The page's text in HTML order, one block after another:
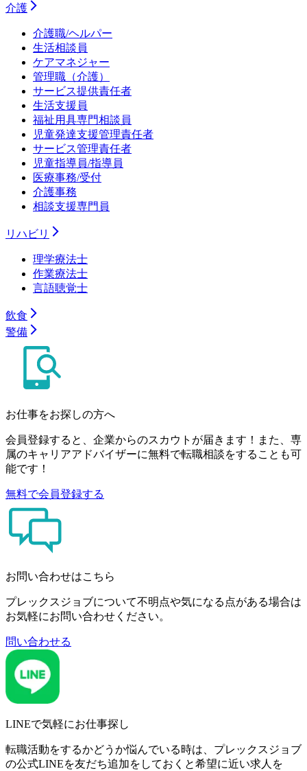
介護
介護職/ヘルパー
生活相談員
ケアマネジャー
管理職（介護）
サービス提供責任者
生活支援員
福祉用具専門相談員
児童発達支援管理責任者
サービス管理責任者
児童指導員/指導員
医療事務/受付
介護事務
相談支援専門員
リハビリ
理学療法士
作業療法士
言語聴覚士
飲食
警備
お仕事をお探しの方へ
会員登録すると、企業からのスカウトが届きます！また、専
属のキャリアアドバイザーに無料で転職相談をすることも可
能です！
無料で会員登録する
お問い合わせはこちら
プレックスジョブについて不明点や気になる点がある場合は
お気軽にお問い合わせください。
問い合わせる
LINEで気軽にお仕事探し
転職活動をするかどうか悩んでいる時は、プレックスジョブ
の公式LINEを友だち追加をしておくと希望に近い求人を